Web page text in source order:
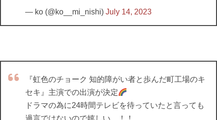
— ko (@ko__mi_nishi) July 14, 2023
『虹色のチョーク 知的障がい者と歩んだ町工場のキ
セキ』主演での出演が決定
ドラマの為に24時間テレビを待っていたと言っても